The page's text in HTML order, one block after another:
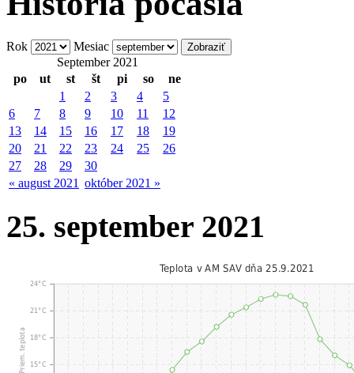
Rok
Mesiac
September 2021
po
ut st št pi so ne
« august 2021 október 2021 »
1 2 3 4
5
6
7 8 9 10 11
12
13
14 15 16 17 18
19
20
21 22 23 24 25
26
27
28 29 30
25. september 2021